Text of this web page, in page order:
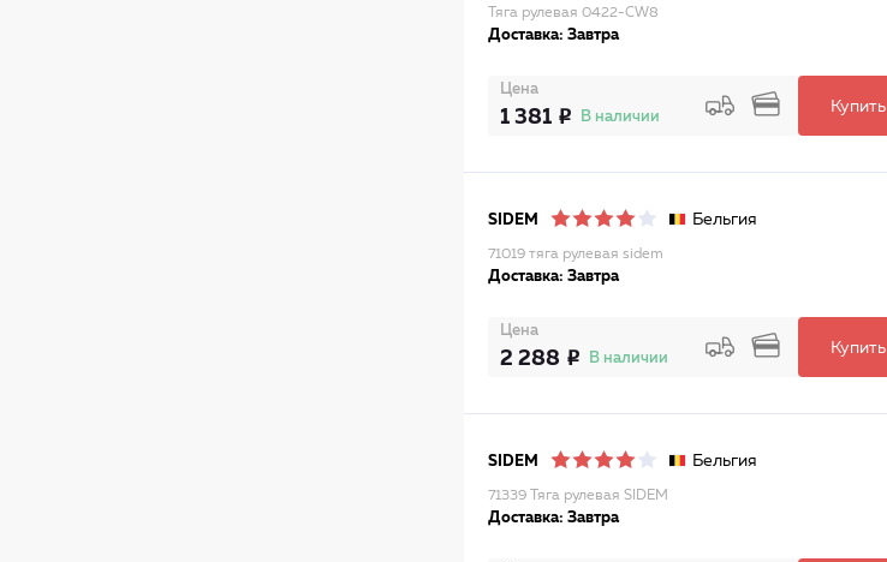
Тяга рулевая 0422-CW8
Доставка: Завтра
Цена
1 381 В наличии
Купить
SIDEM Бельгия
71019 тяга рулевая sidem
Доставка: Завтра
Цена
2 288 В наличии
Купить
SIDEM Бельгия
71339 Тяга рулевая SIDEM
Доставка: Завтра